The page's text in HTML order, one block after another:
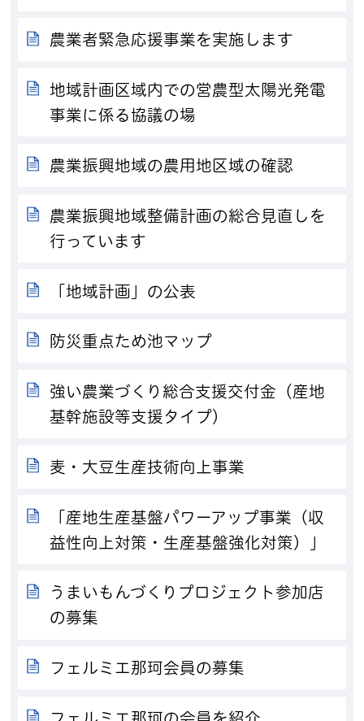
農業者緊急応援事業を実施します
地域計画区域内での営農型太陽光発電
事業に係る協議の場
農業振興地域の農用地区域の確認
農業振興地域整備計画の総合見直しを
行っています
「地域計画」の公表
防災重点ため池マップ
強い農業づくり総合支援交付金（産地
基幹施設等支援タイプ）
麦・大豆生産技術向上事業
「産地生産基盤パワーアップ事業（収
益性向上対策・生産基盤強化対策）」
うまいもんづくりプロジェクト参加店
の募集
フェルミエ那珂会員の募集